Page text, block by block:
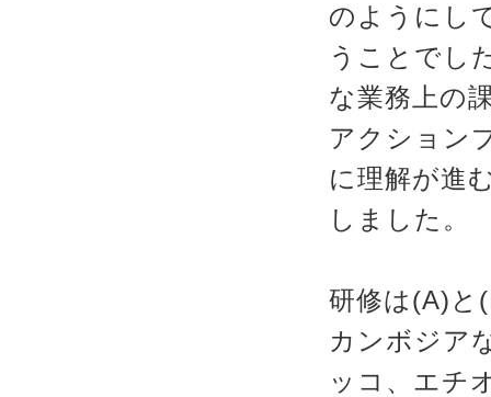
のようにし
うことでし
な業務上の
アクション
に理解が進
しました。
研修は(A)と
カンボジア
ッコ、エチ